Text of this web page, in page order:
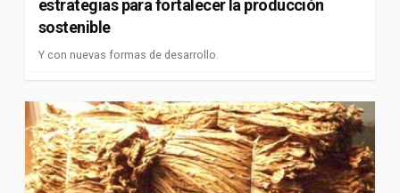
estrategias para fortalecer la producción
sostenible
Y con nuevas formas de desarrollo.